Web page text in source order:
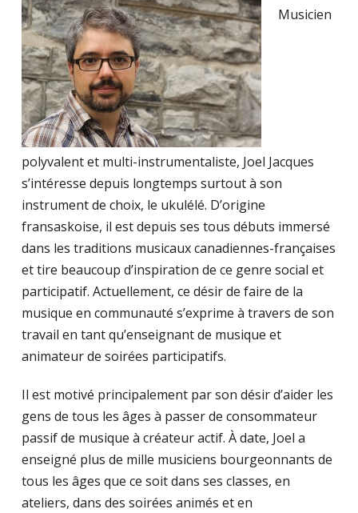
Musicien
polyvalent et multi-instrumentaliste, Joel Jacques
s’intéresse depuis longtemps surtout à son
instrument de choix, le ukulélé. D’origine
fransaskoise, il est depuis ses tous débuts immersé
dans les traditions musicaux canadiennes-françaises
et tire beaucoup d’inspiration de ce genre social et
participatif. Actuellement, ce désir de faire de la
musique en communauté s’exprime à travers de son
travail en tant qu’enseignant de musique et
animateur de soirées participatifs.
Il est motivé principalement par son désir d’aider les
gens de tous les âges à passer de consommateur
passif de musique à créateur actif. À date, Joel a
enseigné plus de mille musiciens bourgeonnants de
tous les âges que ce soit dans ses classes, en
ateliers, dans des soirées animés et en